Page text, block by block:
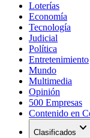
Loterías
Economía
Tecnología
Judicial
Política
Entretenimiento
Mundo
Multimedia
Opinión
500 Empresas
Contenido en
Clasificados expand_more